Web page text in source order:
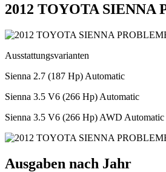
2012 TOYOTA SIENNA
Ausstattungsvarianten
Sienna 2.7 (187 Hp) Automatic
Sienna 3.5 V6 (266 Hp) Automatic
Sienna 3.5 V6 (266 Hp) AWD Automatic
Ausgaben nach Jahr